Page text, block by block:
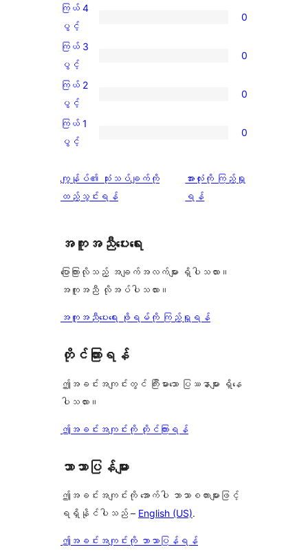
5
ပွင့်
အဆင့်
သုံးသပ်
3
စောင်
ကြယ်
4
ပွင့်
အဆင့်
သုံးသပ်
0
စောင်
ကြယ် 4
ပွင့်
0
ကြယ်
3
ပွင့်
အဆင့်
သုံးသပ်
ကြယ် 3
ပွင့်
0
ကြယ်
2
ပွင့်
သုံးသပ်
ချက်
ကြယ် 2
ပွင့်
0
ကြယ်
ပွင့်
အဆင့်
0
စောင်
ကြယ် 1
ပွင့်
0
ကျွန်ုပ်၏ သုံးသပ်ချက်ကို
ထည့်သွင်းရန်
သုံးသပ်
ချက်
အားလုံးကို ကြည့်ရှု
ရန်
အကူအညီပေးရေး
ပြောကြားလိုသည့် အချက်အလက်များ ရှိပါသလား။
အကူအညီ လိုအပ်ပါသလား။
အကူအညီပေးရေး ဖိုရမ်ကို ကြည့်ရှုရန်
တိုင်ကြားရန်
ဤအခင်းအကျင်းတွင် ကြီးမားသော ပြဿနာများ ရှိနေ
ပါသလား။
ဤအခင်းအကျင်းကို တိုင်ကြားရန်
ဘာသာပြန်များ
ဤအခင်းအကျင်းကို အောက်ပါ ဘာသာစကားများဖြင့်
ရရှိနိုင်ပါသည် – English (US).
ဤအခင်းအကျင်းကို ဘာသာပြန်ရန်